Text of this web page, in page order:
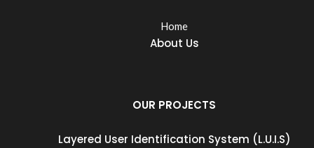
Home
About Us
OUR PROJECTS
Layered User Identification System (L.U.I.S)